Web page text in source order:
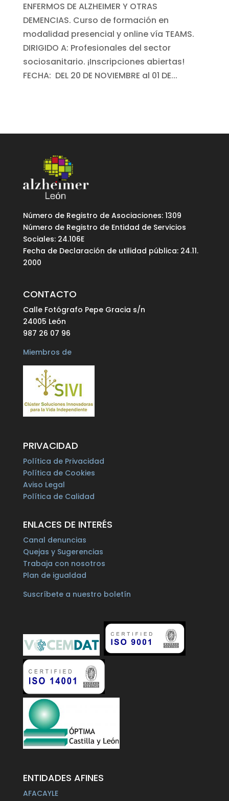
ENFERMOS DE ALZHEIMER Y OTRAS
DEMENCIAS. Curso de formación en
modalidad presencial y online vía TEAMS.
DIRIGIDO A: Profesionales del sector
sociosanitario. ¡Inscripciones abiertas!
FECHA: DEL 20 DE NOVIEMBRE al 01 DE...
Número de Registro de Asociaciones: 1309
Número de Registro de Entidad de Servicios
Sociales: 24.106E
Fecha de Declaración de utilidad pública: 24.11.
2000
CONTACTO
Calle Fotógrafo Pepe Gracia s/n
24005 León
987 26 07 96
Miembros de
PRIVACIDAD
Política de Privacidad
Política de Cookies
Aviso Legal
Política de Calidad
ENLACES DE INTERÉS
Canal denuncias
Quejas y Sugerencias
Trabaja con nosotros
Plan de igualdad
Suscríbete a nuestro boletín
ENTIDADES AFINES
AFACAYLE